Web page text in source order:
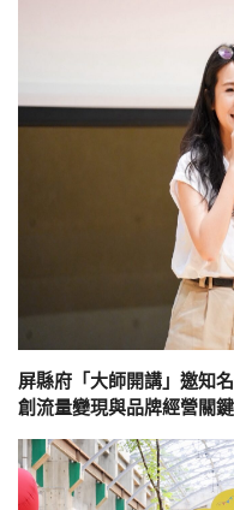
屏縣府「大師開講」邀知
創流量變現與品牌經營關鍵